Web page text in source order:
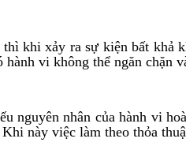
khi xảy ra sự kiện bất
vi không thể ngăn chặn
nguyên nhân của hành vi
này việc làm theo thỏa